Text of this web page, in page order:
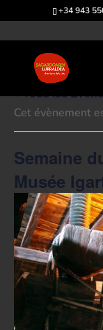
+34 943
« Tous les
Cet évènement
Semaine
Musée